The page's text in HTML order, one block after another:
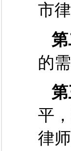
市
的
平
律